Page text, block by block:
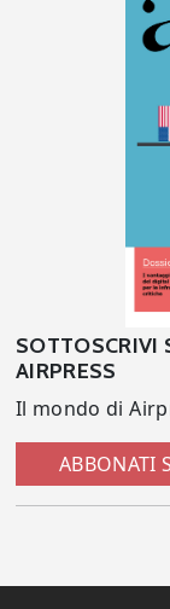
SOTTOSCRIVI
AIRPRESS
Il mondo di
ABBONATI